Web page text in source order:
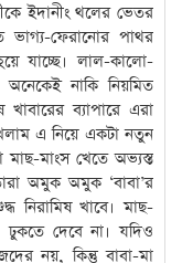
ইদানীং থলের ভেতর
ভাগ্য-ফেরানোর পাথর
যাচ্ছে। লাল-কালো-
নাকি নিয়মিত
ব্যাপারে এরা
এ নিয়ে একটা নতুন
মাছ-মাংস খেতে অভ্যস্ত
অমুক অমুক ‘বাবা’র
নিরামিষ খাবে। মাছ-
ঢুকতে দেবে না। যদিও
নয়, কিন্তু বাবা-মা